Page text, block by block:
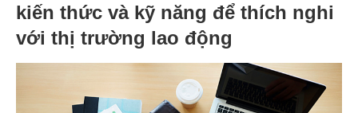
kiến thức và kỹ năng để thích nghi
với thị trường lao động